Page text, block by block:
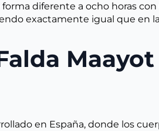
diferente a ocho horas
exactamente igual que en
en España, donde los